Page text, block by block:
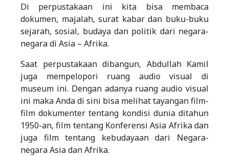
Di perpustakaan ini kita bisa membaca
dokumen, majalah, surat kabar dan buku-buku
sejarah, sosial, budaya dan politik dari negara-
negara di Asia – Afrika.
Saat perpustakaan dibangun, Abdullah Kamil
juga mempelopori ruang audio visual di
museum ini. Dengan adanya ruang audio visual
ini maka Anda di sini bisa melihat tayangan film-
film dokumenter tentang kondisi dunia ditahun
1950-an, film tentang Konferensi Asia Afrika dan
juga film tentang kebudayaan dari Negara-
negara Asia dan Afrika.